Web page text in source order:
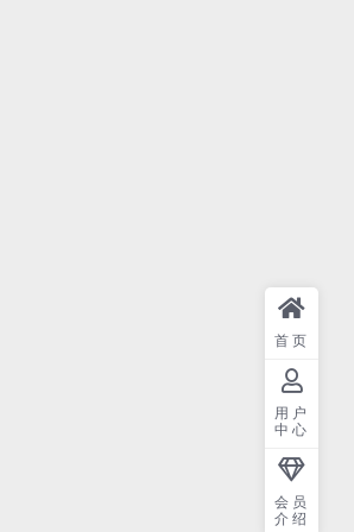
首页
用户
中心
会员
介绍